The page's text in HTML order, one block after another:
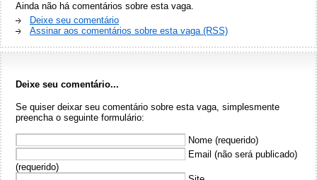
Ainda não há comentários sobre esta vaga.
Deixe seu comentário
Assinar aos comentários sobre esta vaga (RSS)
Deixe seu comentário...
Se quiser deixar seu comentário sobre esta vaga, simplesmente
preencha o seguinte formulário:
Nome (requerido)
Email (não será publicado)
(requerido)